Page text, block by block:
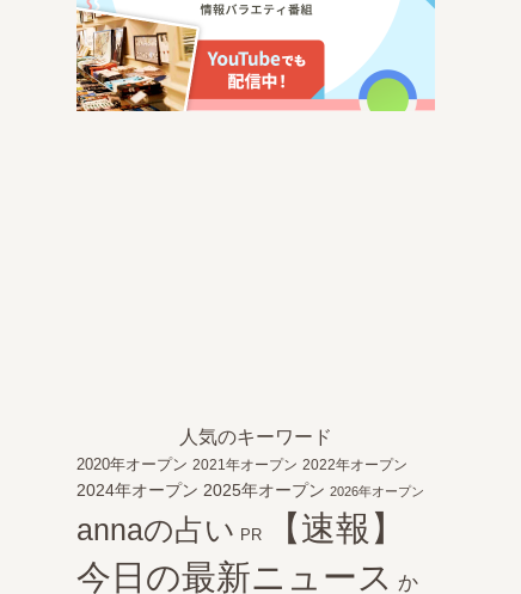
人気のキーワード
2020年オープン 2021年オープン 2022年オープン
2024年オープン 2025年オープン 2026年オープン
annaの占い PR
【速報】
今日の最新ニュース か